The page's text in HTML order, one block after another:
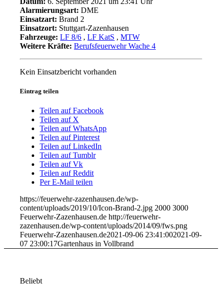
Alarmierungsart: DME
Einsatzart: Brand 2
Einsatzort: Stuttgart-Zazenhausen
Fahrzeuge: LF 8/6 ,LF KatS ,MTW
Weitere Kräfte: Berufsfeuerwehr Wache 4
Kein Einsatzbericht vorhanden
Eintrag teilen
Teilen auf Facebook
Teilen auf X
Teilen auf WhatsApp
Teilen auf Pinterest
Teilen auf LinkedIn
Teilen auf Tumblr
Teilen auf Vk
Teilen auf Reddit
Per E-Mail teilen
https://feuerwehr-zazenhausen.de/wp-
content/uploads/2019/10/Icon-Brand-2.jpg 2000 3000
Feuerwehr-Zazenhausen.de http://feuerwehr-
zazenhausen.de/wp-content/uploads/2014/09/fws.png
Feuerwehr-Zazenhausen.de2021-09-06 23:41:002021-09-
07 23:00:17Gartenhaus in Vollbrand
Beliebt